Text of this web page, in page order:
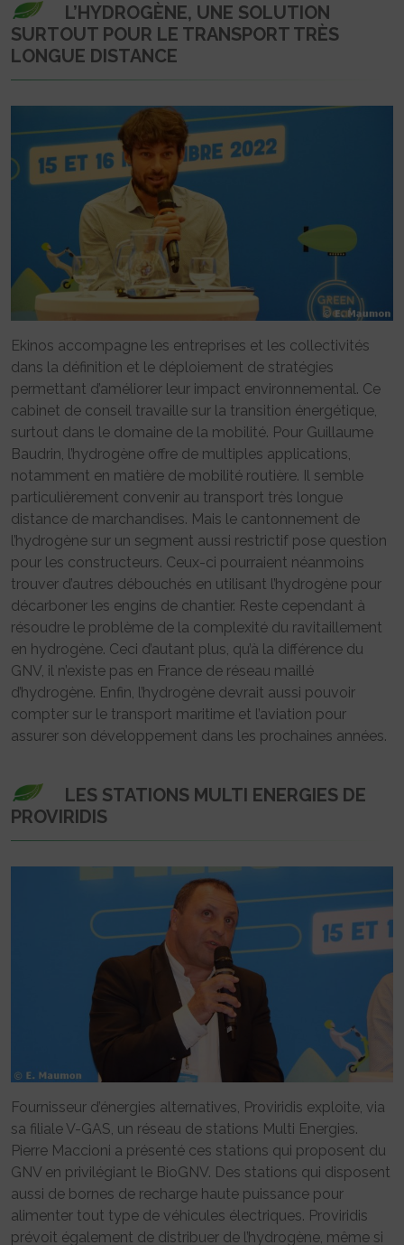
L’HYDROGÈNE, UNE SOLUTION
SURTOUT POUR LE TRANSPORT TRÈS
LONGUE DISTANCE
Ekinos accompagne les entreprises et les collectivités
dans la définition et le déploiement de stratégies
permettant d’améliorer leur impact environnemental. Ce
cabinet de conseil travaille sur la transition énergétique,
surtout dans le domaine de la mobilité. Pour Guillaume
Baudrin, l’hydrogène offre de multiples applications,
notamment en matière de mobilité routière. Il semble
particulièrement convenir au transport très longue
distance de marchandises. Mais le cantonnement de
l’hydrogène sur un segment aussi restrictif pose question
pour les constructeurs. Ceux-ci pourraient néanmoins
trouver d’autres débouchés en utilisant l’hydrogène pour
décarboner les engins de chantier. Reste cependant à
résoudre le problème de la complexité du ravitaillement
en hydrogène. Ceci d’autant plus, qu’à la différence du
GNV, il n’existe pas en France de réseau maillé
d’hydrogène. Enfin, l’hydrogène devrait aussi pouvoir
compter sur le transport maritime et l’aviation pour
assurer son développement dans les prochaines années.
LES STATIONS MULTI ENERGIES DE
PROVIRIDIS
Fournisseur d’énergies alternatives, Proviridis exploite, via
sa filiale V-GAS, un réseau de stations Multi Energies.
Pierre Maccioni a présenté ces stations qui proposent du
GNV en privilégiant le BioGNV. Des stations qui disposent
aussi de bornes de recharge haute puissance pour
alimenter tout type de véhicules électriques. Proviridis
prévoit également de distribuer de l’hydrogène, même si